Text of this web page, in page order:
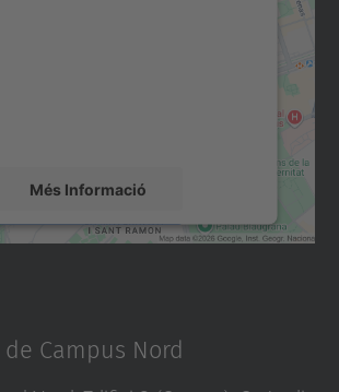
Més Informació
Accepta
by
Campus Nord